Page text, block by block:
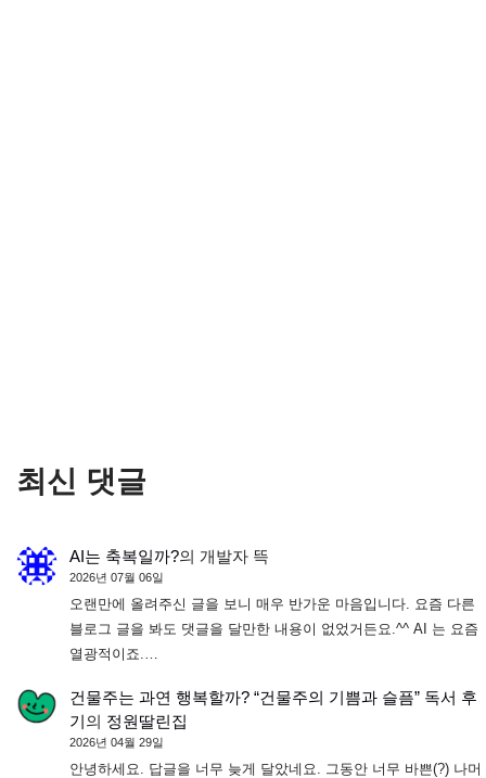
최신 댓글
AI는 축복일까?의 개발자 뜩
2026년 07월 06일
오랜만에 올려주신 글을 보니 매우 반가운 마음입니다. 요즘 다른
블로그 글을 봐도 댓글을 달만한 내용이 없었거든요.^^ AI 는 요즘
열광적이죠.…
건물주는 과연 행복할까? “건물주의 기쁨과 슬픔” 독서 후
기의 정원딸린집
2026년 04월 29일
안녕하세요. 답글을 너무 늦게 달았네요. 그동안 너무 바쁜(?) 나머